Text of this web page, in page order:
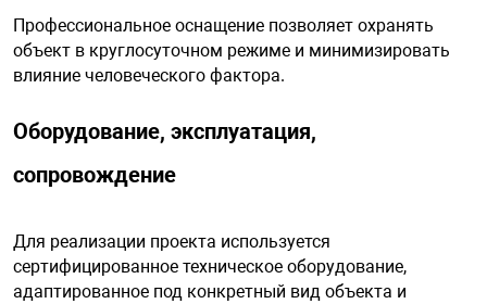
Профессиональное оснащение позволяет охранять
объект в круглосуточном режиме и минимизировать
влияние человеческого фактора.
Оборудование, эксплуатация,
сопровождение
Для реализации проекта используется
сертифицированное техническое оборудование,
адаптированное под конкретный вид объекта и